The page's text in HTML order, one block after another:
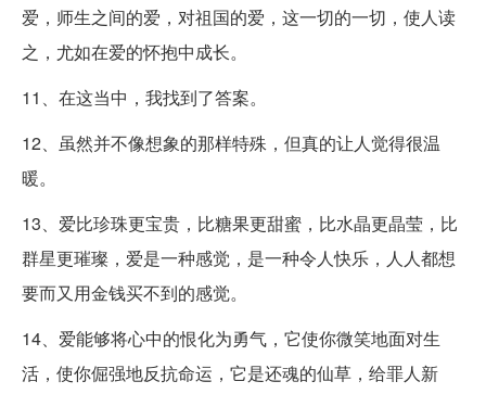
爱，师生之间的爱，对祖国的爱，这一切的一切，使人读
之，尤如在爱的怀抱中成长。
11、在这当中，我找到了答案。
12、虽然并不像想象的那样特殊，但真的让人觉得很温
暖。
13、爱比珍珠更宝贵，比糖果更甜蜜，比水晶更晶莹，比
群星更璀璨，爱是一种感觉，是一种令人快乐，人人都想
要而又用金钱买不到的感觉。
14、爱能够将心中的恨化为勇气，它使你微笑地面对生
活，使你倔强地反抗命运，它是还魂的仙草，给罪人新